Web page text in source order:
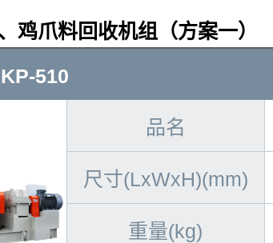
鸡爪料回收机组（方案一）
510
品名
尺寸(LxWxH)(mm)
重量(kg)